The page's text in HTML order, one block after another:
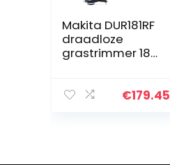
Makita DUR181RF
draadloze
grastrimmer 18
€179.45